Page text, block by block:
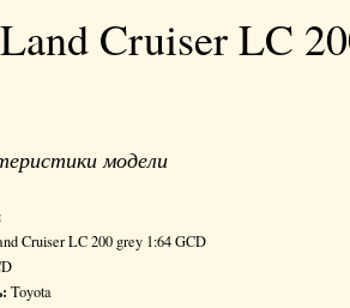
Cruiser LC
модели
Cruiser LC 200 grey 1:64 GCD
Toyota